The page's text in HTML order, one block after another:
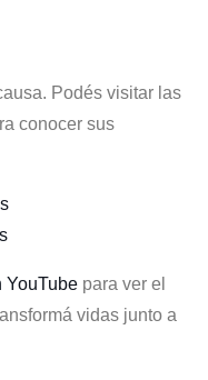
Podés visitar las
conocer sus
YouTube para ver el
vidas junto a